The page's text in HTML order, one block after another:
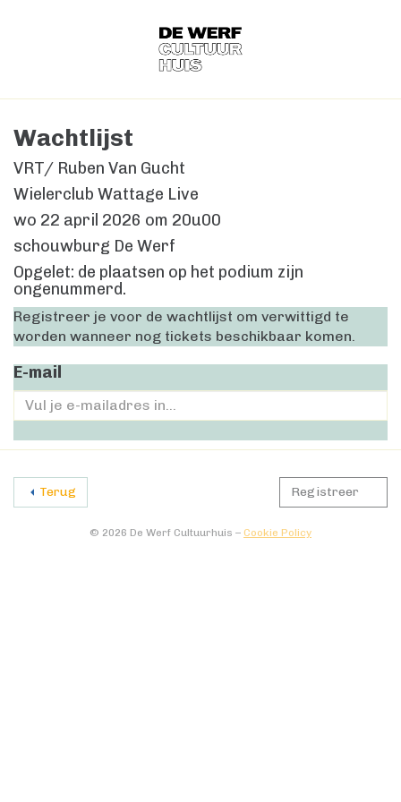
Wachtlijst
VRT/ Ruben Van Gucht
Wielerclub Wattage Live
wo 22 april 2026 om 20u00
schouwburg De Werf
Opgelet: de plaatsen op het podium zijn
ongenummerd.
Registreer je voor de wachtlijst om verwittigd te
worden wanneer nog tickets beschikbaar komen.
E-mail
Registreer
Terug
© 2026 De Werf Cultuurhuis – Cookie Policy